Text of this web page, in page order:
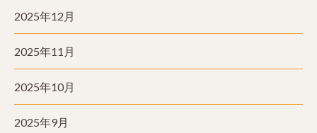
2025年12月
2025年11月
2025年10月
2025年9月